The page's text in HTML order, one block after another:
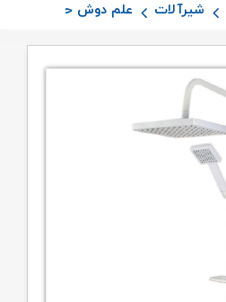
شیرآلات علم دوش حمام (علم